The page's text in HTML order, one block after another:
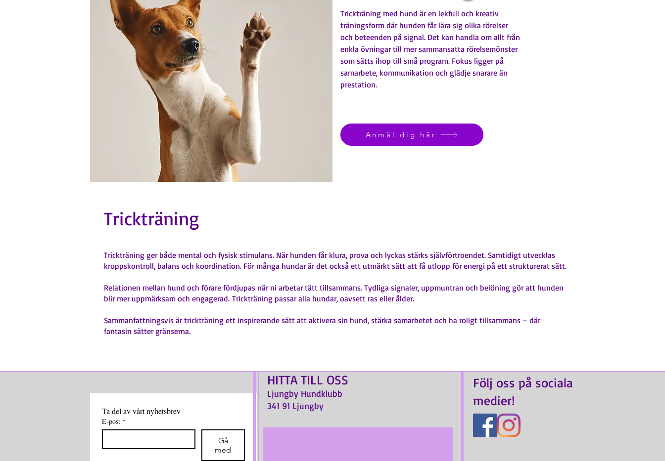
Trickträning med hund är en lekfull och kreativ
träningsform där hunden får lära sig olika rörelser
och beteenden på signal. Det kan handla om allt från
enkla övningar till mer sammansatta rörelsemönster
som sätts ihop till små program. Fokus ligger på
samarbete, kommunikation och glädje snarare än
prestation.
Anmäl dig här
Trickträning
Trickträning ger både mental och fysisk stimulans. När hunden får klura, prova och lyckas stärks självförtroendet. Samtidigt utvecklas
kroppskontroll, balans och koordination. För många hundar är det också ett utmärkt sätt att få utlopp för energi på ett strukturerat sätt.
Relationen mellan hund och förare fördjupas när ni arbetar tätt tillsammans. Tydliga signaler, uppmuntran och belöning gör att hunden
blir mer uppmärksam och engagerad. Trickträning passar alla hundar, oavsett ras eller ålder.
Sammanfattningsvis är trickträning ett inspirerande sätt att aktivera sin hund, stärka samarbetet och ha roligt tillsammans – där
fantasin sätter gränserna.
Ta del av vårt nyhetsbrev
E-post *
Gå
med
Följ oss på sociala
medier!
HITTA TILL OSS
Ljungby Hundklubb
341 91 Ljungby